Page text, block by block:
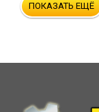
ПОКАЗАТЬ ЕЩЁ